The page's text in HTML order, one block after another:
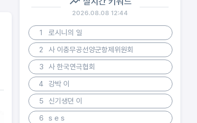
2026.08.08 12:44
1
로시니의 일
2
사 이충무공선양군항제위원회
3
사 한국연극협회
4
강박 이
5
신기생뎐 이
6
s e s